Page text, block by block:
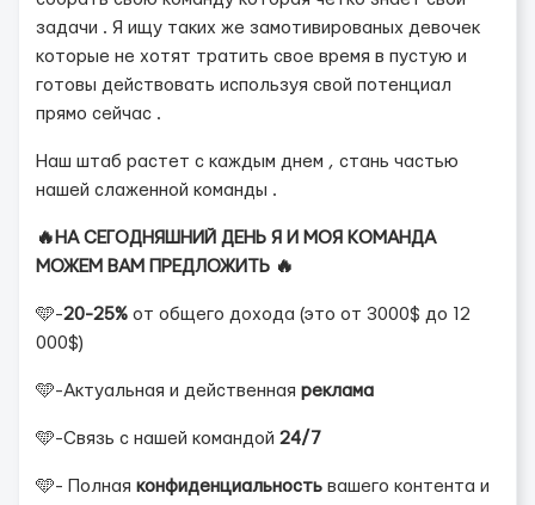
задачи . Я ищу таких же замотивированых девочек
которые не хотят тратить свое время в пустую и
готовы действовать используя свой потенциал
прямо сейчас .
Наш штаб растет с каждым днем , стань частью
нашей слаженной команды .
🔥НА СЕГОДНЯШНИЙ ДЕНЬ Я И МОЯ КОМАНДА
МОЖЕМ ВАМ ПРЕДЛОЖИТЬ 🔥
🩵-20-25% от общего дохода (это от 3000$ до 12
000$)
🩵-Актуальная и действенная реклама
🩵-Связь с нашей командой 24/7
🩵- Полная конфиденциальность вашего контента и